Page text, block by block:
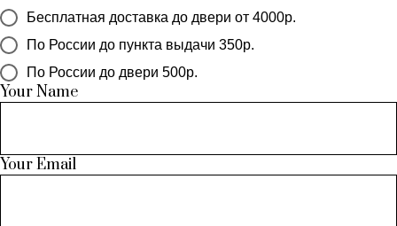
Бесплатная доставка до двери от 4000р.
По России до пункта выдачи 350р.
По России до двери 500р.
Your Name
Your Email